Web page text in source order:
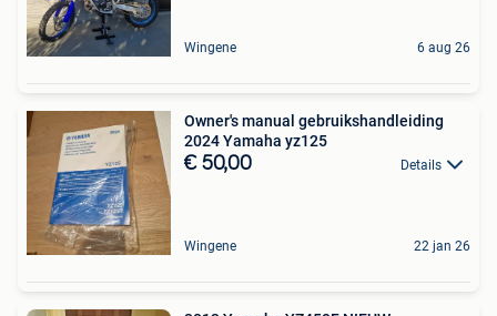
Wingene 6 aug 26
Owner's manual gebruikshandleiding
2024 Yamaha yz125
€ 50,00 Details
Wingene 22 jan 26